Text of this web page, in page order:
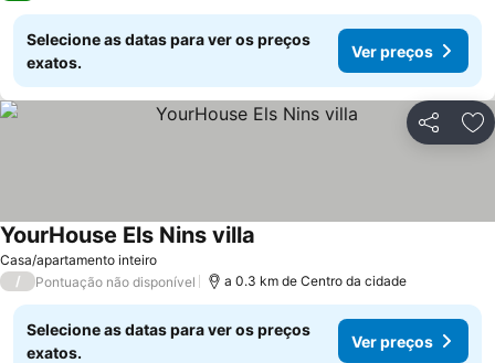
Selecione as datas para ver os preços
exatos.
Ver preços
Partilhar
Casa/apartamento inteiro
YourHouse Els Nins villa
/ Pontuação não disponível a 0.3 km de Centro da cidade
Selecione as datas para ver os preços
exatos.
Ver preços